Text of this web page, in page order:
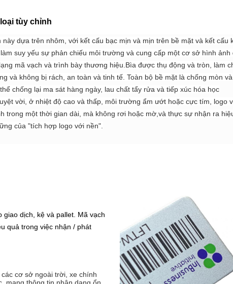
tùy chỉnh
này dựa trên nhôm, với kết cấu bạc mịn và mịn trên bề mặt và kết cấu
suy yếu sự phản chiếu môi trường và cung cấp một cơ sở hình ảnh
mã vạch và trình bày thương hiệu.Bìa được thụ động và tròn, làm
và không bị rách, an toàn và tinh tế. Toàn bộ bề mặt là chống mòn và
chống lại ma sát hàng ngày, lau chất tẩy rửa và tiếp xúc hóa học
vời, ở nhiệt độ cao và thấp, môi trường ẩm ướt hoặc cực tím, logo
trong một thời gian dài, mà không rơi hoặc mờ,và thực sự nhận ra
của "tích hợp logo với nền".
dịch, kệ và pallet. Mã vạch
quả trong việc nhận / phát
cơ sở ngoài trời, xe chính